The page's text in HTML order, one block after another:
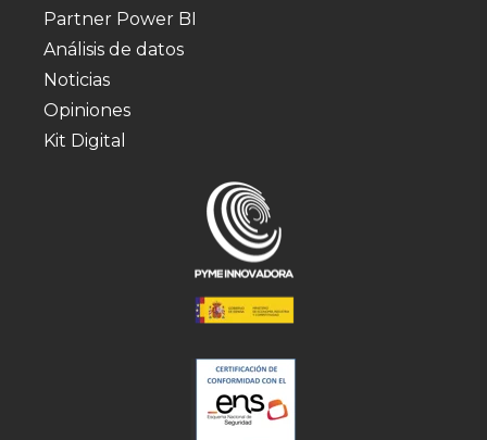
Partner Power BI
Análisis de datos
Noticias
Opiniones
Kit Digital